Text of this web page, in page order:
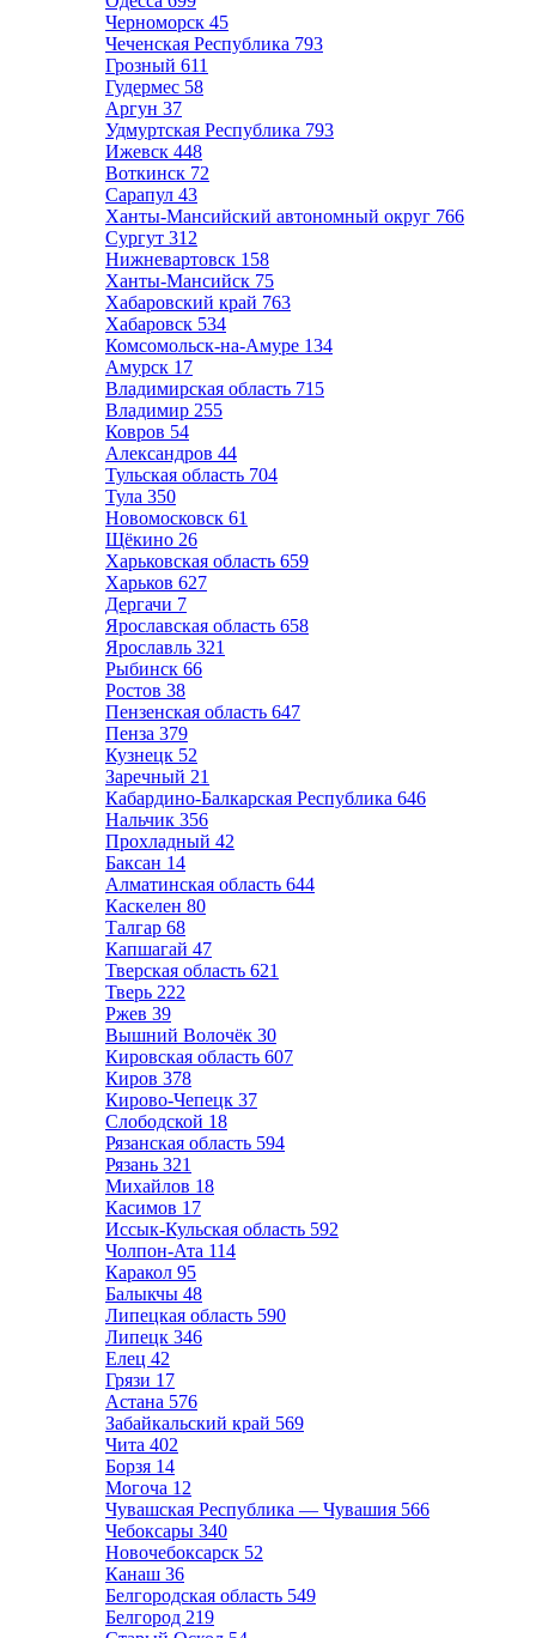
Черноморск 45
Чеченская Республика 793
Грозный 611
Гудермес 58
Аргун 37
Удмуртская Республика 793
Ижевск 448
Воткинск 72
Сарапул 43
Ханты-Мансийский автономный округ 766
Сургут 312
Нижневартовск 158
Ханты-Мансийск 75
Хабаровский край 763
Хабаровск 534
Комсомольск-на-Амуре 134
Амурск 17
Владимирская область 715
Владимир 255
Ковров 54
Александров 44
Тульская область 704
Тула 350
Новомосковск 61
Щёкино 26
Харьковская область 659
Харьков 627
Дергачи 7
Ярославская область 658
Ярославль 321
Рыбинск 66
Ростов 38
Пензенская область 647
Пенза 379
Кузнецк 52
Заречный 21
Кабардино-Балкарская Республика 646
Нальчик 356
Прохладный 42
Баксан 14
Алматинская область 644
Каскелен 80
Талгар 68
Капшагай 47
Тверская область 621
Тверь 222
Ржев 39
Вышний Волочёк 30
Кировская область 607
Киров 378
Кирово-Чепецк 37
Слободской 18
Рязанская область 594
Рязань 321
Михайлов 18
Касимов 17
Иссык-Кульская область 592
Чолпон-Ата 114
Каракол 95
Балыкчы 48
Липецкая область 590
Липецк 346
Елец 42
Грязи 17
Астана 576
Забайкальский край 569
Чита 402
Борзя 14
Могоча 12
Чувашская Республика — Чувашия 566
Чебоксары 340
Новочебоксарск 52
Канаш 36
Белгородская область 549
Белгород 219